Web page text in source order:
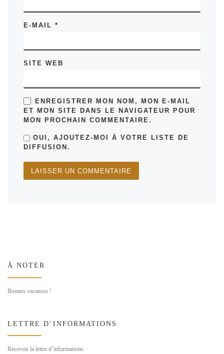
E-MAIL*
SITE WEB
ENREGISTRER MON NOM, MON E-MAIL
ET MON SITE DANS LE NAVIGATEUR POUR
MON PROCHAIN COMMENTAIRE.
OUI, AJOUTEZ-MOI À VOTRE LISTE DE
DIFFUSION.
À NOTER
Bonnes vacances !
LETTRE D’INFORMATIONS
Recevoir la lettre d’informations